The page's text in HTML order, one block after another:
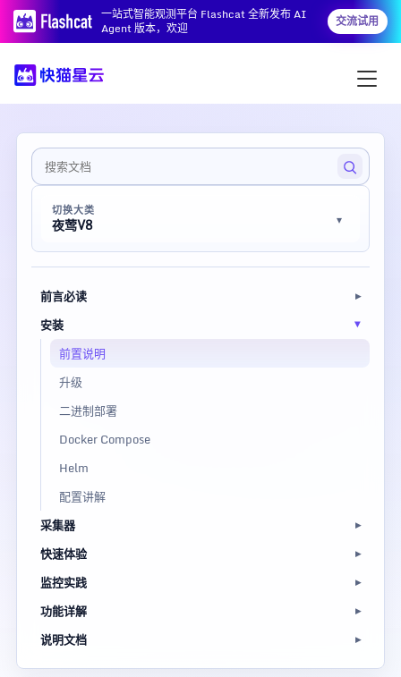
一站式智能观测平台 Flashcat 全新发布 AI
Agent 版本，欢迎
交流试用
切换大类
夜莺V8
前言必读
安装
前置说明
升级
二进制部署
Docker Compose
Helm
配置讲解
采集器
快速体验
监控实践
功能详解
说明文档